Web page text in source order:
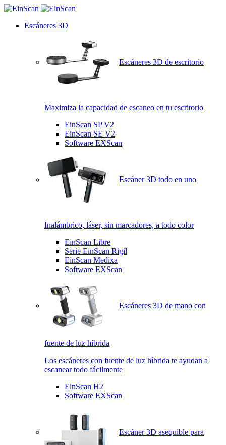
Escáneres 3D
Escáneres 3D de escritorio
Maximiza la capacidad de escaneo en tu escritorio
EinScan SP V2
EinScan SE V2
Software EXScan
Escáner 3D todo en uno
Inalámbrico, láser, sin marcadores, a todo color
EinScan Libre
Serie EinScan Rigil
EinScan Medixa
Software EXScan
Escáneres 3D de mano con
fuente de luz híbrida
Los escáneres con fuente de luz híbrida te ayudan a
escanear todo fácilmente
EinScan H2
Software EXScan
Escáner 3D asequible para